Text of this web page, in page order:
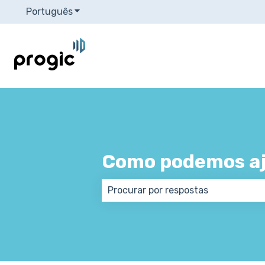
PortuguêsMostrar submenu para traduções
Como podemos